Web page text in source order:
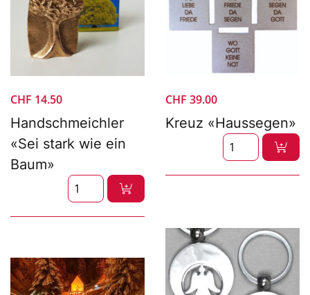
CHF 14.50
Handschmeichler
«Sei stark wie ein
Baum»
CHF 39.00
Kreuz «Haussegen»